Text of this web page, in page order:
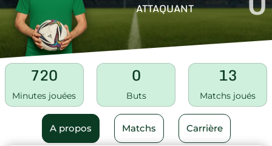
ATTAQUANT
720
Minutes jouées
0
Buts
13
Matchs joués
A propos Matchs Carrière